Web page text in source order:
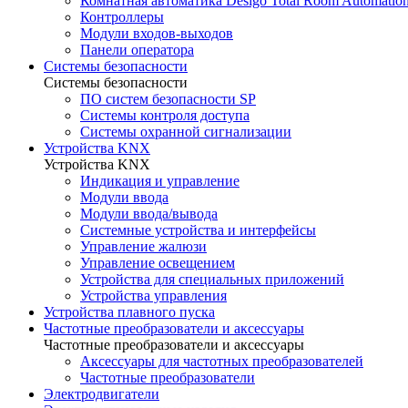
Контроллеры
Модули входов-выходов
Панели оператора
Системы безопасности
Системы безопасности
ПО систем безопасности SP
Системы контроля доступа
Системы охранной сигнализации
Устройства KNX
Устройства KNX
Индикация и управление
Модули ввода
Модули ввода/вывода
Системные устройства и интерфейсы
Управление жалюзи
Управление освещением
Устройства для специальных приложений
Устройства управления
Устройства плавного пуска
Частотные преобразователи и аксессуары
Частотные преобразователи и аксессуары
Аксессуары для частотных преобразователей
Частотные преобразователи
Электродвигатели